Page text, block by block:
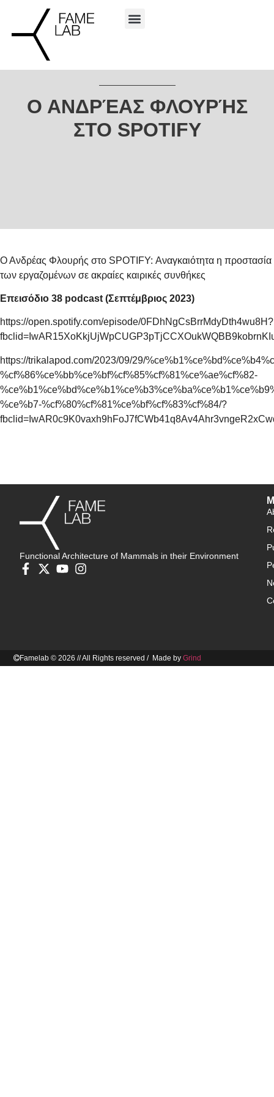
Ο ΑΝΔΡΈΑΣ ΦΛΟΥΡΉΣ
ΣΤΟ SPOTIFY
Ο Ανδρέας Φλουρής στο SPOTIFY: Αναγκαιότητα η προστασία
των εργαζομένων σε ακραίες καιρικές συνθήκες
Επεισόδιο 38 podcast (Σεπτέμβριος 2023)
https://open.spotify.com/episode/0FDhNgCsBrrMdyDth4wu8H?
https://trikalapod.com/2023/09/29/
%cf%86%ce%bb%ce%bf%cf%85%cf%81%ce%ae%cf%82-
%ce%b7-%cf%80%cf%81%ce%bf%cf%83%cf%84/?
Functional Architecture of Mammals in their Environment
Famelab © 2026 // All Rights reserved / Made byGrind